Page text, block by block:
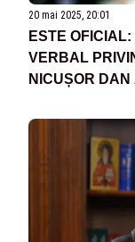
20 mai 2025, 20:01
ESTE
VERBAL
NICUȘOR